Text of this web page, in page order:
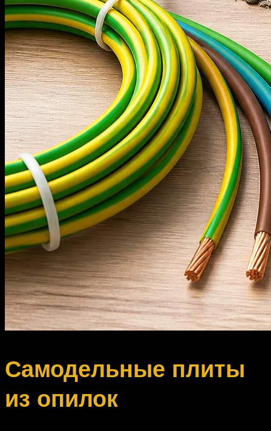
Самодельные плиты
из опилок